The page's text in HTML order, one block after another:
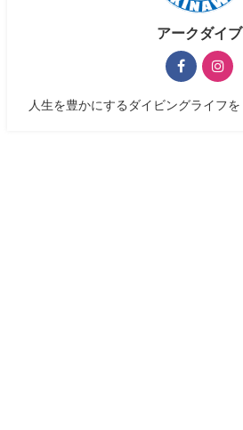
アークダイブ
人生を豊かにするダイビングライフを